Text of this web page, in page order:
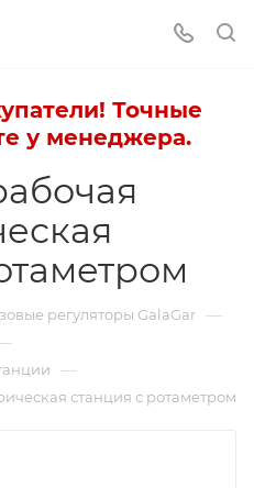
Точные
у менеджера.
регуляторы GalaGar —
—
станция с ротаметром